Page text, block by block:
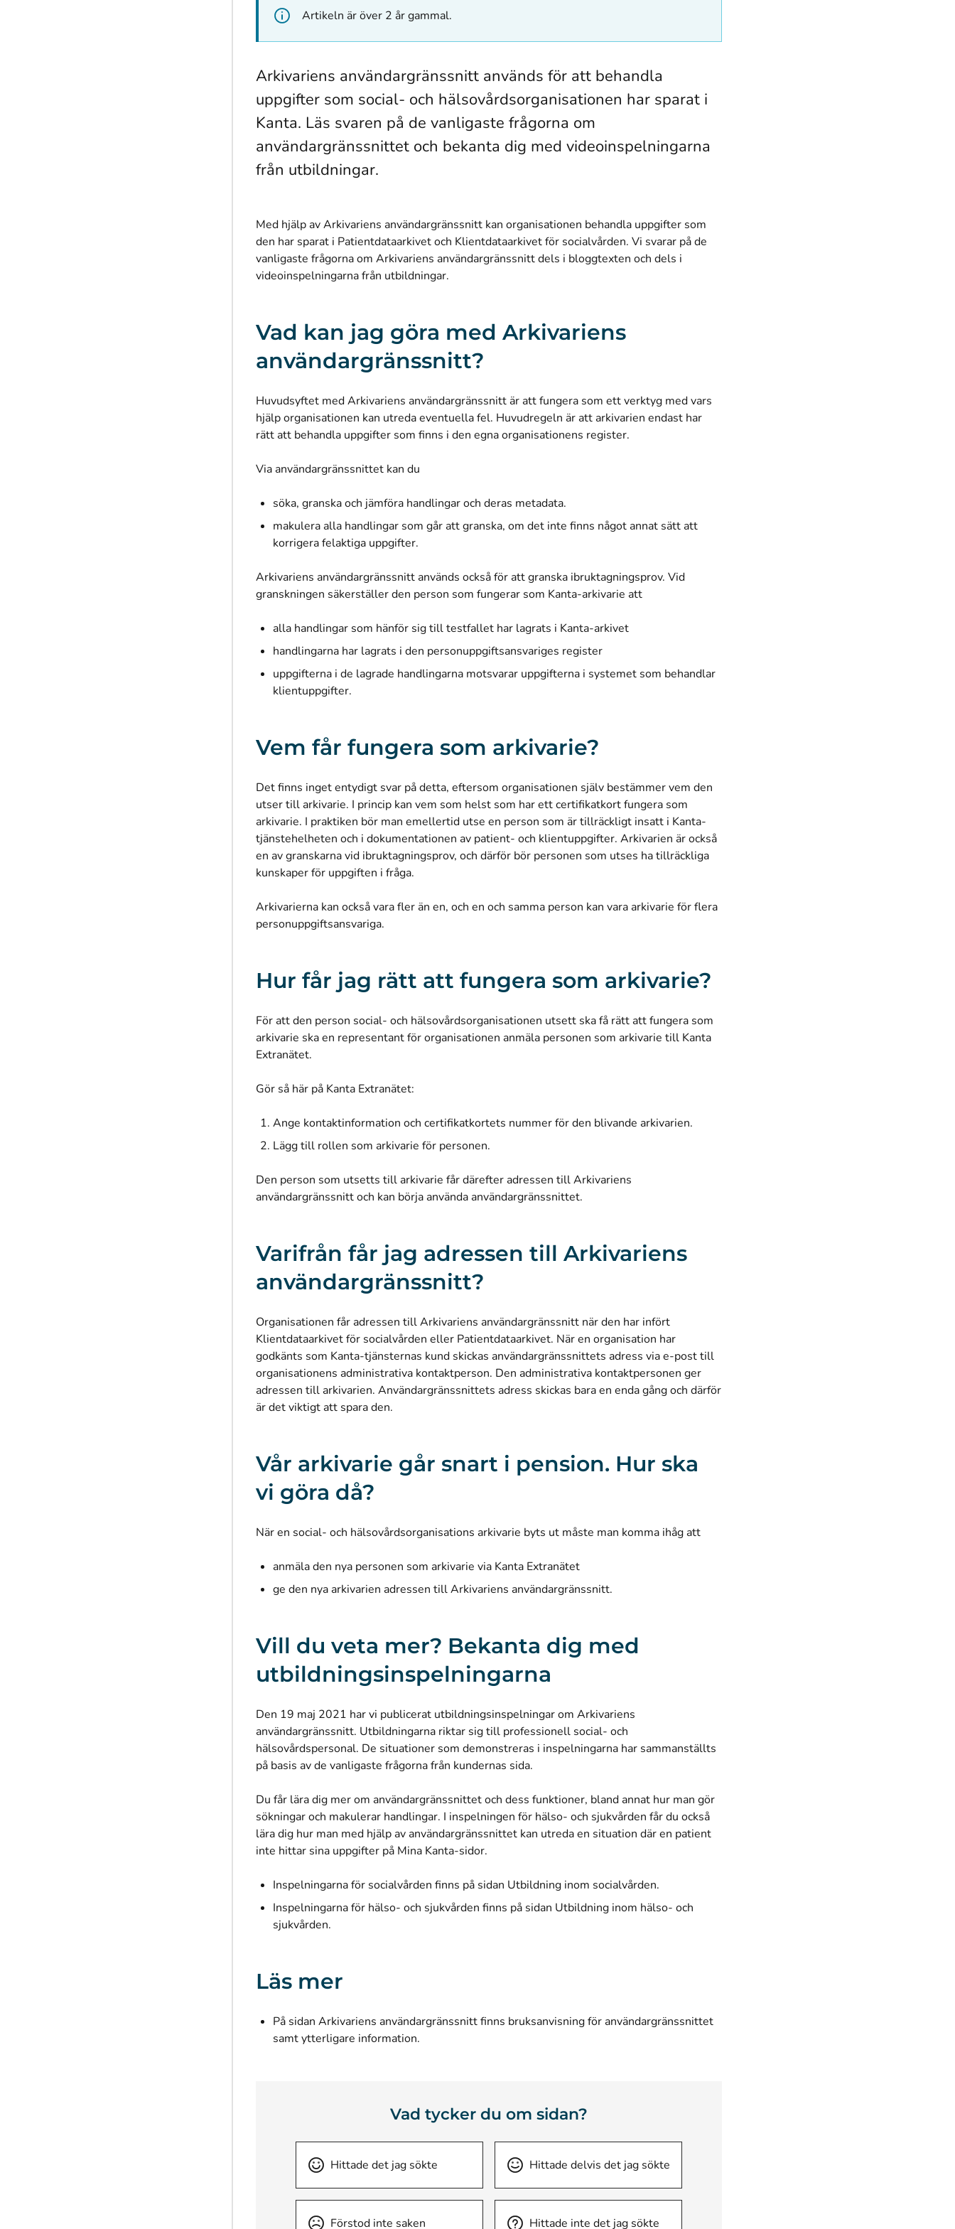
Artikeln är över 2 år gammal.
Arkivariens användargränssnitt används för att behandla
uppgifter som social- och hälsovårdsorganisationen har sparat i
Kanta. Läs svaren på de vanligaste frågorna om
användargränssnittet och bekanta dig med videoinspelningarna
från utbildningar.
Med hjälp av Arkivariens användargränssnitt kan organisationen behandla uppgifter som
den har sparat i Patientdataarkivet och Klientdataarkivet för socialvården. Vi svarar på de
vanligaste frågorna om Arkivariens användargränssnitt dels i bloggtexten och dels i
videoinspelningarna från utbildningar.
Vad kan jag göra med Arkivariens
användargränssnitt?
Huvudsyftet med Arkivariens användargränssnitt är att fungera som ett verktyg med vars
hjälp organisationen kan utreda eventuella fel. Huvudregeln är att arkivarien endast har
rätt att behandla uppgifter som finns i den egna organisationens register.
Via användargränssnittet kan du
söka, granska och jämföra handlingar och deras metadata.
makulera alla handlingar som går att granska, om det inte finns något annat sätt att
korrigera felaktiga uppgifter.
Arkivariens användargränssnitt används också för att granska ibruktagningsprov. Vid
granskningen säkerställer den person som fungerar som Kanta-arkivarie att
alla handlingar som hänför sig till testfallet har lagrats i Kanta-arkivet
handlingarna har lagrats i den personuppgiftsansvariges register
uppgifterna i de lagrade handlingarna motsvarar uppgifterna i systemet som behandlar
klientuppgifter.
Vem får fungera som arkivarie?
Det finns inget entydigt svar på detta, eftersom organisationen själv bestämmer vem den
utser till arkivarie. I princip kan vem som helst som har ett certifikatkort fungera som
arkivarie. I praktiken bör man emellertid utse en person som är tillräckligt insatt i Kanta-
tjänstehelheten och i dokumentationen av patient- och klientuppgifter. Arkivarien är också
en av granskarna vid ibruktagningsprov, och därför bör personen som utses ha tillräckliga
kunskaper för uppgiften i fråga.
Arkivarierna kan också vara fler än en, och en och samma person kan vara arkivarie för flera
personuppgiftsansvariga.
Hur får jag rätt att fungera som arkivarie?
För att den person social- och hälsovårdsorganisationen utsett ska få rätt att fungera som
arkivarie ska en representant för organisationen anmäla personen som arkivarie till Kanta
Extranätet.
Gör så här på Kanta Extranätet:
Ange kontaktinformation och certifikatkortets nummer för den blivande arkivarien.
Lägg till rollen som arkivarie för personen.
Den person som utsetts till arkivarie får därefter adressen till Arkivariens
användargränssnitt och kan börja använda användargränssnittet.
Varifrån får jag adressen till Arkivariens
användargränssnitt?
Organisationen får adressen till Arkivariens användargränssnitt när den har infört
Klientdataarkivet för socialvården eller Patientdataarkivet. När en organisation har
godkänts som Kanta-tjänsternas kund skickas användargränssnittets adress via e-post till
organisationens administrativa kontaktperson. Den administrativa kontaktpersonen ger
adressen till arkivarien. Användargränssnittets adress skickas bara en enda gång och därför
är det viktigt att spara den.
Vår arkivarie går snart i pension. Hur ska
vi göra då?
När en social- och hälsovårdsorganisations arkivarie byts ut måste man komma ihåg att
anmäla den nya personen som arkivarie via Kanta Extranätet
ge den nya arkivarien adressen till Arkivariens användargränssnitt.
Vill du veta mer? Bekanta dig med
utbildningsinspelningarna
Den 19 maj 2021 har vi publicerat utbildningsinspelningar om Arkivariens
användargränssnitt. Utbildningarna riktar sig till professionell social- och
hälsovårdspersonal. De situationer som demonstreras i inspelningarna har sammanställts
på basis av de vanligaste frågorna från kundernas sida.
Du får lära dig mer om användargränssnittet och dess funktioner, bland annat hur man gör
sökningar och makulerar handlingar. I inspelningen för hälso- och sjukvården får du också
lära dig hur man med hjälp av användargränssnittet kan utreda en situation där en patient
inte hittar sina uppgifter på Mina Kanta-sidor.
Inspelningarna för socialvården finns på sidan Utbildning inom socialvården.
Inspelningarna för hälso- och sjukvården finns på sidan Utbildning inom hälso- och
sjukvården.
Läs mer
På sidan​​​ ​​ Arkivariens användargränssnittfinns bruksanvisning för användargränssnittet
samt ytterligare information.
Vad tycker du om sidan?
Hittade det jag sökte Hittade delvis det jag sökte
Förstod inte saken Hittade inte det jag sökte